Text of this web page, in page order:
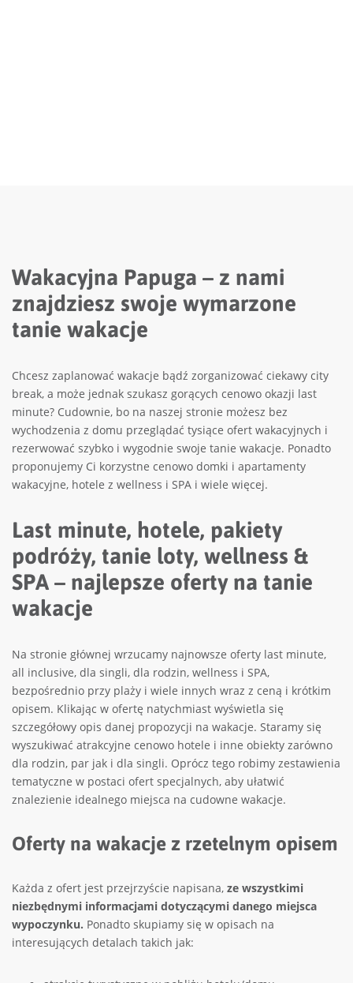
Wakacyjna Papuga – z nami
znajdziesz swoje wymarzone
tanie wakacje
Chcesz zaplanować wakacje bądź zorganizować ciekawy city
break, a może jednak szukasz gorących cenowo okazji last
minute? Cudownie, bo na naszej stronie możesz bez
wychodzenia z domu przeglądać tysiące ofert wakacyjnych i
rezerwować szybko i wygodnie swoje tanie wakacje. Ponadto
proponujemy Ci korzystne cenowo domki i apartamenty
wakacyjne, hotele z wellness i SPA i wiele więcej.
Last minute, hotele, pakiety
podróży, tanie loty, wellness &
SPA – najlepsze oferty na tanie
wakacje
Na stronie głównej wrzucamy najnowsze oferty last minute,
all inclusive, dla singli, dla rodzin, wellness i SPA,
bezpośrednio przy plaży i wiele innych wraz z ceną i krótkim
opisem. Klikając w ofertę natychmiast wyświetla się
szczegółowy opis danej propozycji na wakacje. Staramy się
wyszukiwać atrakcyjne cenowo hotele i inne obiekty zarówno
dla rodzin, par jak i dla singli. Oprócz tego robimy zestawienia
tematyczne w postaci ofert specjalnych, aby ułatwić
znalezienie idealnego miejsca na cudowne wakacje.
Oferty na wakacje z rzetelnym opisem
Każda z ofert jest przejrzyście napisana, ze wszystkimi
niezbędnymi informacjami dotyczącymi danego miejsca
wypoczynku. Ponadto skupiamy się w opisach na
interesujących detalach takich jak: